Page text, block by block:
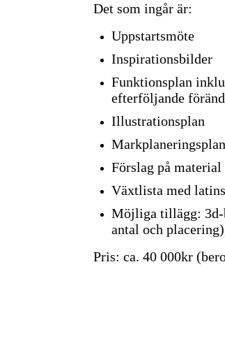
Det som ingår är:
Uppstartsmöte
Inspirationsbilder
Funktionsplan
efterföljande
Illustrationsplan
Markplaneringsplan
Förslag på
Växtlista med
Möjliga tillägg: 3d-
antal och
Pris: ca. 40 000kr